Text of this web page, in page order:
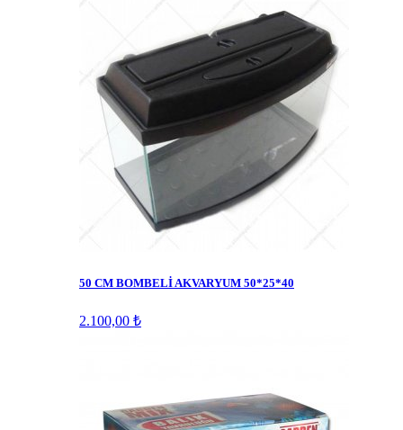
50 CM BOMBELİ AKVARYUM 50*25*40
2.100,00 ₺